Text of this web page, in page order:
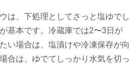
は、下処理としてさっと塩ゆでし
基本です。冷蔵庫では2〜3日が
い場合は、塩漬けや冷凍保存が向
合は、ゆでてしっかり水気を切っ